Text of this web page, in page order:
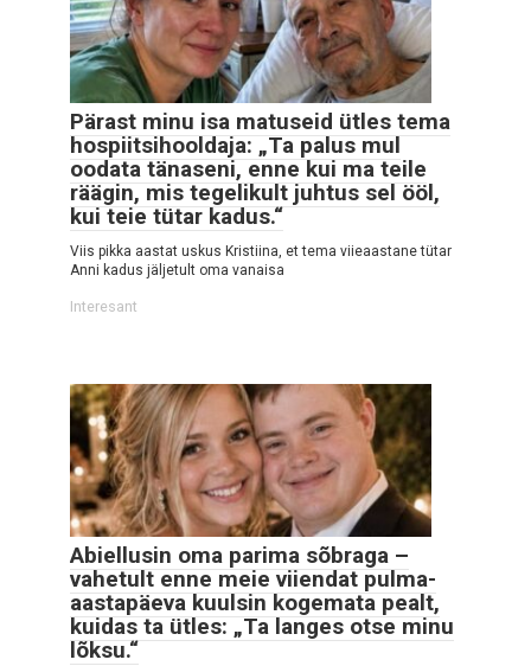
Pärast minu isa matuseid ütles tema
hospiitsihooldaja: „Ta palus mul
oodata tänaseni, enne kui ma teile
räägin, mis tegelikult juhtus sel ööl,
kui teie tütar kadus.“
Viis pikka aastat uskus Kristiina, et tema viieaastane tütar
Anni kadus jäljetult oma vanaisa
Interesant
Abiellusin oma parima sõbraga –
vahetult enne meie viiendat pulma-
aastapäeva kuulsin kogemata pealt,
kuidas ta ütles: „Ta langes otse minu
lõksu.“